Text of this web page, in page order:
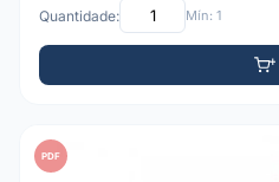
Quantidade: Mín: 1
PDF